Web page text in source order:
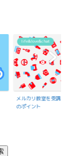
life&love&chat
メルカリ教室を受講で
のポイント